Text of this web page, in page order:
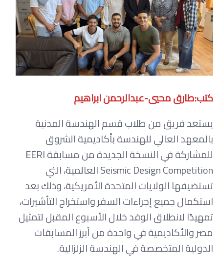
كتب:طارق محيي-عبدالرحمن ابراهيم
يستعد فريق من طلاب قسم الهندسة المدنية
بالمعهد العالي للهندسة بأكاديمية الشروق
للمشاركة في النسخة الجديدة من مسابقة EERI
Seismic Design Competition العالمية، التي
تستضيفها الولايات المتحدة الأمريكية، وذلك بعد
استكمال جميع إجراءات السفر واستخراج التأشيرات،
تمهيدًا لانطلاق الوفد خلال الأسبوع المقبل لتمثيل
مصر والأكاديمية في واحدة من أبرز المسابقات
الدولية المتخصصة في الهندسة الزلزالية.